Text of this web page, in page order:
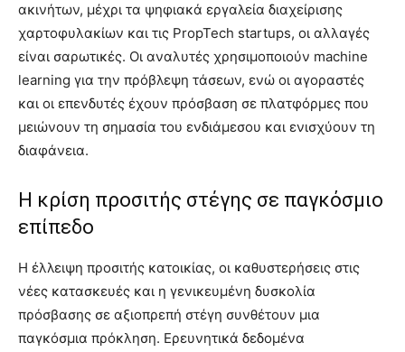
ακινήτων, μέχρι τα ψηφιακά εργαλεία διαχείρισης
χαρτοφυλακίων και τις PropTech startups, οι αλλαγές
είναι σαρωτικές. Οι αναλυτές χρησιμοποιούν machine
learning για την πρόβλεψη τάσεων, ενώ οι αγοραστές
και οι επενδυτές έχουν πρόσβαση σε πλατφόρμες που
μειώνουν τη σημασία του ενδιάμεσου και ενισχύουν τη
διαφάνεια.
Η κρίση προσιτής στέγης σε παγκόσμιο
επίπεδο
Η έλλειψη προσιτής κατοικίας, οι καθυστερήσεις στις
νέες κατασκευές και η γενικευμένη δυσκολία
πρόσβασης σε αξιοπρεπή στέγη συνθέτουν μια
παγκόσμια πρόκληση. Ερευνητικά δεδομένα